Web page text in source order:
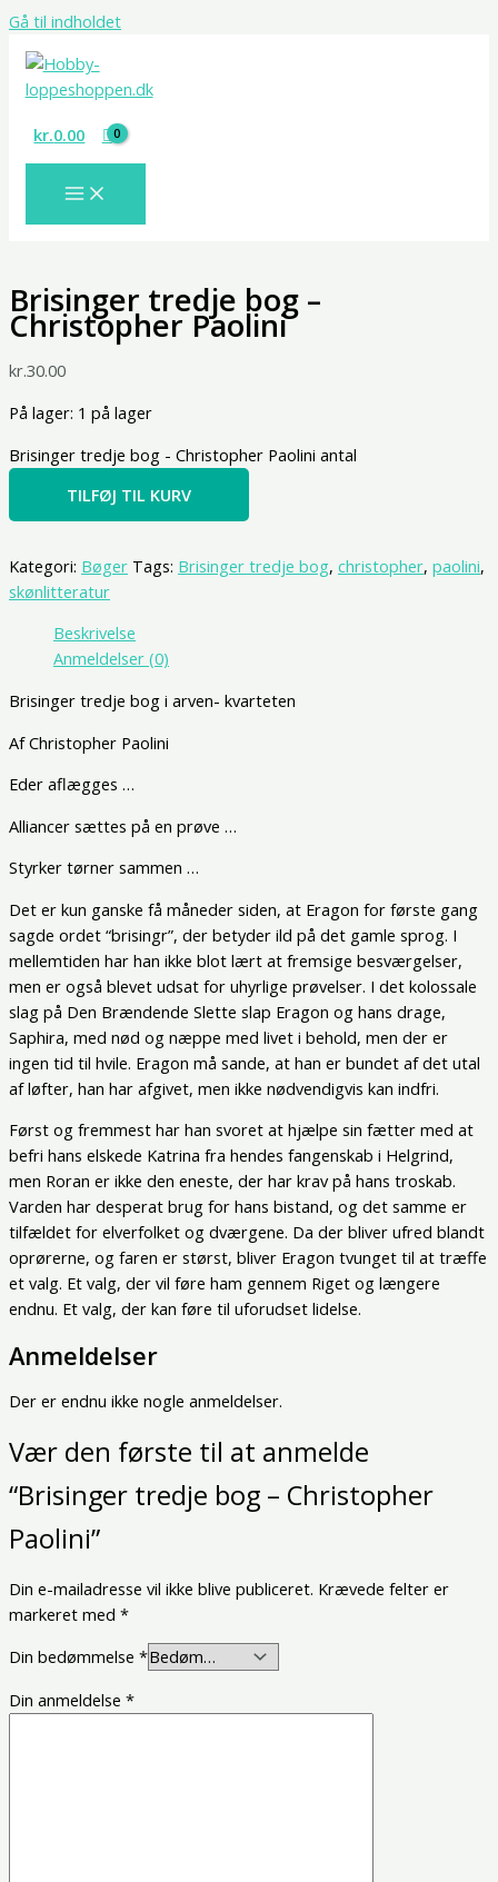
Gå til indholdet
kr.0.00
Brisinger tredje bog –
Christopher Paolini
kr.30.00
På lager: 1 på lager
Brisinger tredje bog - Christopher Paolini antal
TILFØJ TIL KURV
Kategori: Bøger Tags: Brisinger tredje bog, christopher, paolini,
skønlitteratur
Beskrivelse
Anmeldelser (0)
Brisinger tredje bog i arven- kvarteten
Af Christopher Paolini
Eder aflægges …
Alliancer sættes på en prøve …
Styrker tørner sammen …
Det er kun ganske få måneder siden, at Eragon for første gang
sagde ordet “brisingr”, der betyder ild på det gamle sprog. I
mellemtiden har han ikke blot lært at fremsige besværgelser,
men er også blevet udsat for uhyrlige prøvelser. I det kolossale
slag på Den Brændende Slette slap Eragon og hans drage,
Saphira, med nød og næppe med livet i behold, men der er
ingen tid til hvile. Eragon må sande, at han er bundet af det utal
af løfter, han har afgivet, men ikke nødvendigvis kan indfri.
Først og fremmest har han svoret at hjælpe sin fætter med at
befri hans elskede Katrina fra hendes fangenskab i Helgrind,
men Roran er ikke den eneste, der har krav på hans troskab.
Varden har desperat brug for hans bistand, og det samme er
tilfældet for elverfolket og dværgene. Da der bliver ufred blandt
oprørerne, og faren er størst, bliver Eragon tvunget til at træffe
et valg. Et valg, der vil føre ham gennem Riget og længere
endnu. Et valg, der kan føre til uforudset lidelse.
Anmeldelser
Der er endnu ikke nogle anmeldelser.
Vær den første til at anmelde
“Brisinger tredje bog – Christopher
Paolini”
Din e-mailadresse vil ikke blive publiceret. Krævede felter er
markeret med *
Din bedømmelse *
Din anmeldelse *